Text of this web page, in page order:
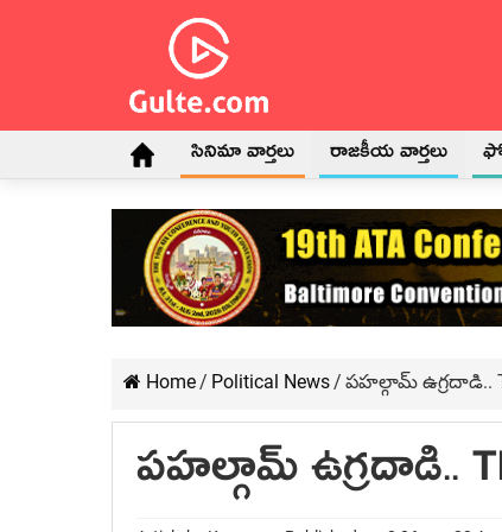
సినిమా వార్తలు రాజకీయ వార్తలు
Home / Political News / పహల్గామ్‌ ఉగ్రదాడి..
పహల్గామ్‌ ఉగ్రదాడి..